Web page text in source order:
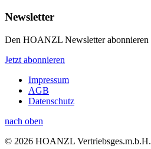
Newsletter
Den HOANZL Newsletter abonnieren
Jetzt abonnieren
Impressum
AGB
Datenschutz
nach oben
© 2026 HOANZL Vertriebsges.m.b.H.